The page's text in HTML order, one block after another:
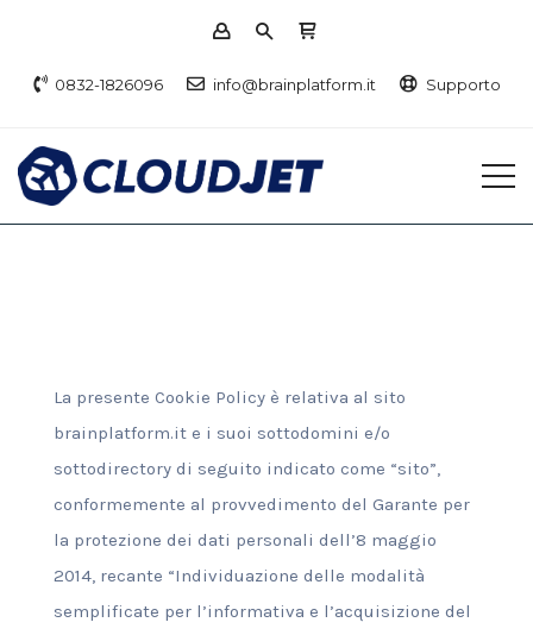
0832-1826096 info@brainplatform.it Supporto
La presente Cookie Policy è relativa al sito
brainplatform.it e i suoi sottodomini e/o
sottodirectory di seguito indicato come “sito”,
conformemente al provvedimento del Garante per
la protezione dei dati personali dell’8 maggio
2014, recante “Individuazione delle modalità
semplificate per l’informativa e l’acquisizione del